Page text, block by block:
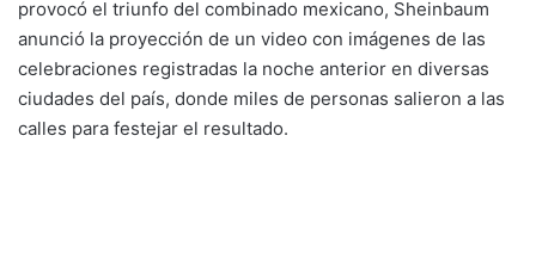
provocó el triunfo del combinado mexicano, Sheinbaum
anunció la proyección de un video con imágenes de las
celebraciones registradas la noche anterior en diversas
ciudades del país, donde miles de personas salieron a las
calles para festejar el resultado.